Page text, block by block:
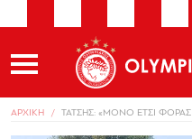
ΑΡΧΙΚΗ ΤΑΤΣΗΣ: «ΜΟΝΟ ΕΤΣΙ